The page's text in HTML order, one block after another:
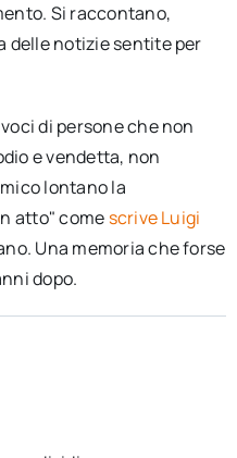
Si raccontano,
delle notizie sentite per
di persone che non
e vendetta, non
lontano la
atto" come scrive Luigi
Una memoria che forse
dopo.